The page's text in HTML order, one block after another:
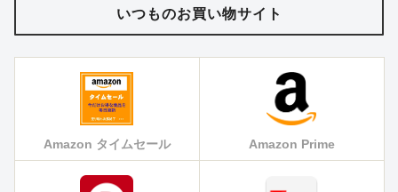
いつものお買い物サイト
Amazon タイムセール Amazon Prime